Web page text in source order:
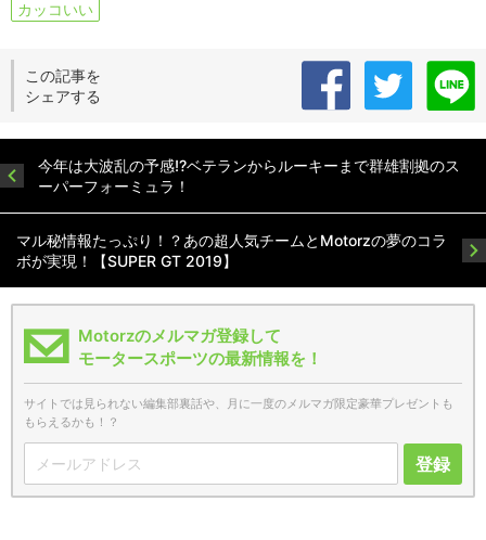
カッコいい
この記事を
シェアする
今年は大波乱の予感!?ベテランからルーキーまで群雄割拠のス
ーパーフォーミュラ！
マル秘情報たっぷり！？あの超人気チームとMotorzの夢のコラ
ボが実現！【SUPER GT 2019】
Motorzのメルマガ登録して
モータースポーツの最新情報を！
サイトでは見られない編集部裏話や、月に一度のメルマガ限定豪華プレゼントも
もらえるかも！？
登録